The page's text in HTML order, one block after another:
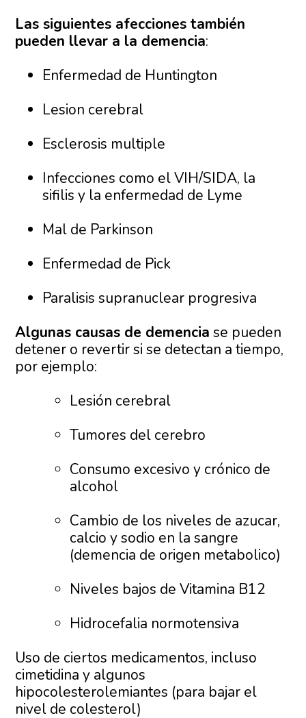
Las siguientes afecciones también
pueden llevar a la demencia:
Enfermedad de Huntington
Lesion cerebral
Esclerosis multiple
Infecciones como el VIH/SIDA, la
sifilis y la enfermedad de Lyme
Mal de Parkinson
Enfermedad de Pick
Paralisis supranuclear progresiva
Algunas causas de demencia se pueden
detener o revertir si se detectan a tiempo,
por ejemplo:
Lesión cerebral
Tumores del cerebro
Consumo excesivo y crónico de
alcohol
Cambio de los niveles de azucar,
calcio y sodio en la sangre
(demencia de origen metabolico)
Niveles bajos de Vitamina B12
Hidrocefalia normotensiva
Uso de ciertos medicamentos, incluso
cimetidina y algunos
hipocolesterolemiantes (para bajar el
nivel de colesterol)